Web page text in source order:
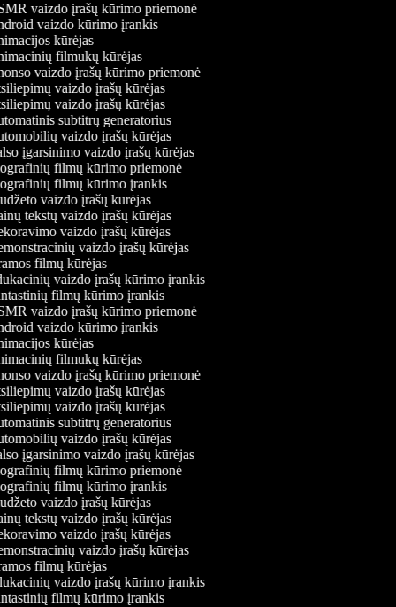
vaizdo įrašų kūrimo priemonė
vaizdo kūrimo įrankis
kūrėjas
filmukų kūrėjas
vaizdo įrašų kūrimo priemonė
vaizdo įrašų kūrėjas
vaizdo įrašų kūrėjas
subtitrų generatorius
vaizdo įrašų kūrėjas
įgarsinimo vaizdo įrašų kūrėjas
filmų kūrimo priemonė
filmų kūrimo įrankis
vaizdo įrašų kūrėjas
tekstų vaizdo įrašų kūrėjas
vaizdo įrašų kūrėjas
vaizdo įrašų kūrėjas
filmų kūrėjas
vaizdo įrašų kūrimo įrankis
filmų kūrimo įrankis
vaizdo įrašų kūrimo priemonė
vaizdo kūrimo įrankis
kūrėjas
filmukų kūrėjas
vaizdo įrašų kūrimo priemonė
vaizdo įrašų kūrėjas
vaizdo įrašų kūrėjas
subtitrų generatorius
vaizdo įrašų kūrėjas
įgarsinimo vaizdo įrašų kūrėjas
filmų kūrimo priemonė
filmų kūrimo įrankis
vaizdo įrašų kūrėjas
tekstų vaizdo įrašų kūrėjas
vaizdo įrašų kūrėjas
vaizdo įrašų kūrėjas
filmų kūrėjas
vaizdo įrašų kūrimo įrankis
filmų kūrimo įrankis